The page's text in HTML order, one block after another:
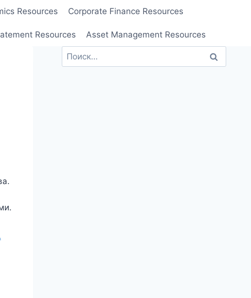
Resources Corporate Finance Resources
Resources Asset Management Resources
Найти: